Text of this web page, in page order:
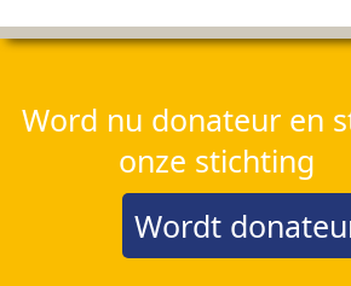
Word nu donateur en
onze stichting
Wordt